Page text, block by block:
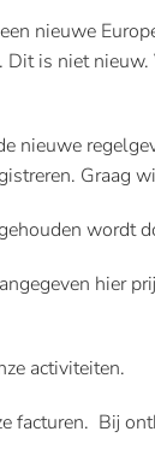
nieuwe
is niet
nieuwe
wordt
hier
activiteiten.
facturen. Bij